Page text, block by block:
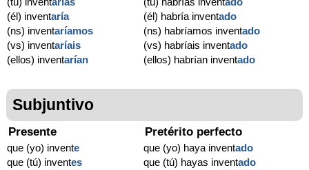
(él) inventaría
(ns) inventaríamos
(vs) inventaríais
(ellos) inventarían
(él) habría inventado
(ns) habríamos inventado
(vs) habríais inventado
(ellos) habrían inventado
Subjuntivo
Presente
que (yo) invente
que (tú) inventes
Pretérito perfecto
que (yo) haya inventado
que (tú) hayas inventado